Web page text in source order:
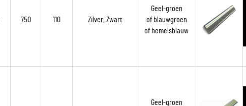
750 110 Zilver, Zwart
Geel-groen
of blauwgroen
of hemelsblauw
Geel-groen